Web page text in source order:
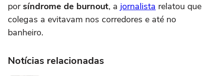
porsíndrome de burnout, a jornalista relatou que
colegas a evitavam nos corredores e até no
banheiro.
Notícias relacionadas